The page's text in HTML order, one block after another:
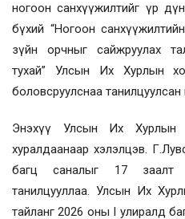
ногоон санхүүжилтийг үр
бүхий “Ногоон
зүйн орчныг сайжруулах
тухай” Улсын Их Хурлын
боловсруулснаа
Энэхүү Улсын Их Хурлын
хуралдаанаар хэлэлцэв.
багц саналыг 17 заалт
танилцууллаа. Улсын Их
тайланг 2026 оны I улиралд